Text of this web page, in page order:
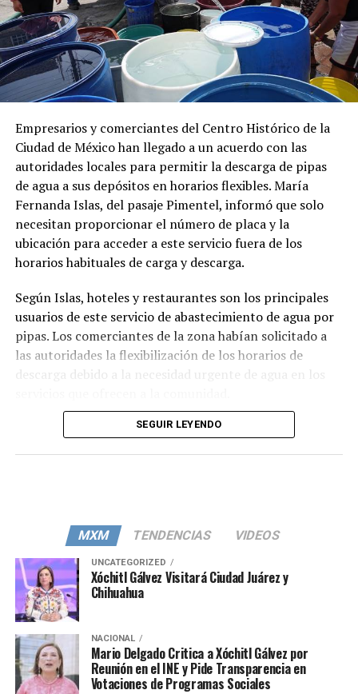
Empresarios y comerciantes del Centro Histórico de la
Ciudad de México han llegado a un acuerdo con las
autoridades locales para permitir la descarga de pipas
de agua a sus depósitos en horarios flexibles. María
Fernanda Islas, del pasaje Pimentel, informó que solo
necesitan proporcionar el número de placa y la
ubicación para acceder a este servicio fuera de los
horarios habituales de carga y descarga.
Según Islas, hoteles y restaurantes son los principales
usuarios de este servicio de abastecimiento de agua por
pipas. Los comerciantes de la zona habían solicitado a
las autoridades la flexibilización de los horarios de
descarga debido a la necesidad urgente de agua en los
SEGUIR LEYENDO
MXM TENDENCIAS VIDEOS
UNCATEGORIZED
Xóchitl Gálvez Visitará Ciudad Juárez y
Chihuahua
NACIONAL
Mario Delgado Critica a Xóchitl Gálvez por
Reunión en el INE y Pide Transparencia en
Votaciones de Programas Sociales